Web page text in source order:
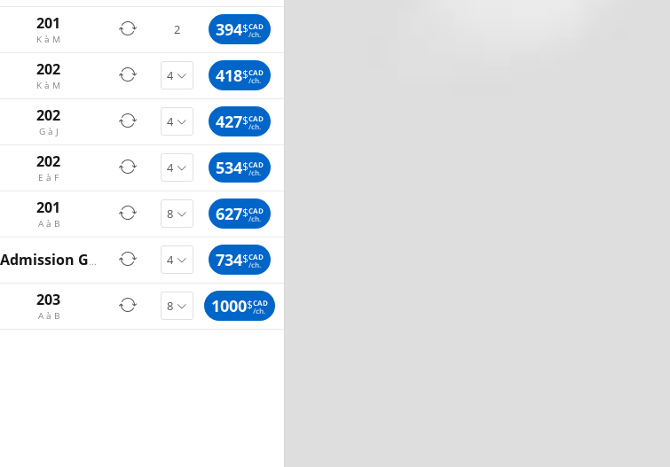
201
K à M
2 394$CAD
/ch.
202
K à M 418$CAD
/ch.
202
G à J 427$CAD
/ch.
202
E à F 534$CAD
/ch.
201
A à B 627$CAD
/ch.
Admission General 734$CAD
/ch.
203
A à B 1000$CAD
/ch.